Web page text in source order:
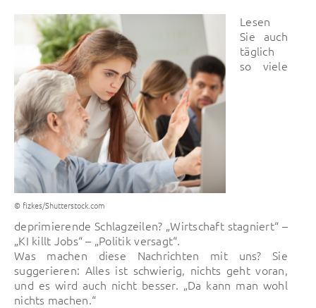
© fizkes/Shutterstock.com
Lesen
Sie auch
täglich
so viele
deprimierende Schlagzeilen? „Wirtschaft stagniert“ –
„KI killt Jobs“ – „Politik versagt“.
Was machen diese Nachrichten mit uns? Sie
suggerieren: Alles ist schwierig, nichts geht voran,
und es wird auch nicht besser. „Da kann man wohl
nichts machen.“